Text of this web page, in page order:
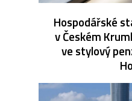
Hospodářské
v Českém
ve stylový